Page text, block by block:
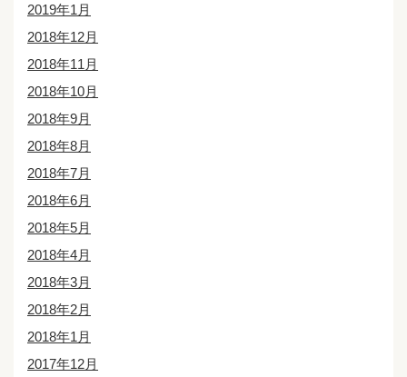
2019年1月
2018年12月
2018年11月
2018年10月
2018年9月
2018年8月
2018年7月
2018年6月
2018年5月
2018年4月
2018年3月
2018年2月
2018年1月
2017年12月